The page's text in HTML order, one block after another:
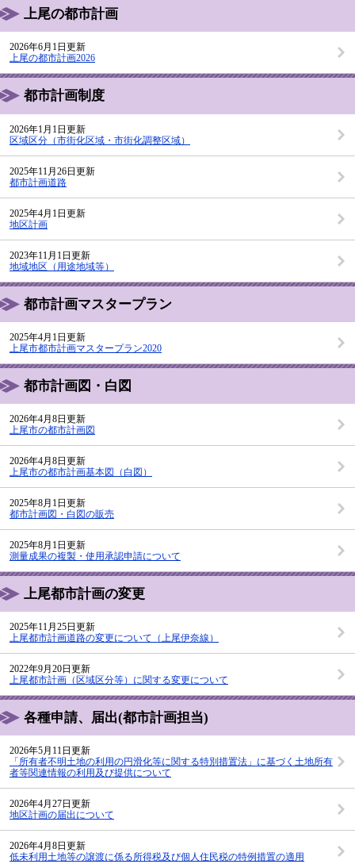
上尾の都市計画
2026年6月1日更新
上尾の都市計画2026
都市計画制度
2026年1月1日更新
区域区分（市街化区域・市街化調整区域）
2025年11月26日更新
都市計画道路
2025年4月1日更新
地区計画
2023年11月1日更新
地域地区（用途地域等）
都市計画マスタープラン
2025年4月1日更新
上尾市都市計画マスタープラン2020
都市計画図・白図
2026年4月8日更新
上尾市の都市計画図
2026年4月8日更新
上尾市の都市計画基本図（白図）
2025年8月1日更新
都市計画図・白図の販売
2025年8月1日更新
測量成果の複製・使用承認申請について
上尾都市計画の変更
2025年11月25日更新
上尾都市計画道路の変更について（上尾伊奈線）
2022年9月20日更新
上尾都市計画（区域区分等）に関する変更について
各種申請、届出(都市計画担当)
2026年5月11日更新
「所有者不明土地の利用の円滑化等に関する特別措置法」に基づく土地所有
者等関連情報の利用及び提供について
2026年4月27日更新
地区計画の届出について
2026年4月8日更新
低未利用土地等の譲渡に係る所得税及び個人住民税の特例措置の適用